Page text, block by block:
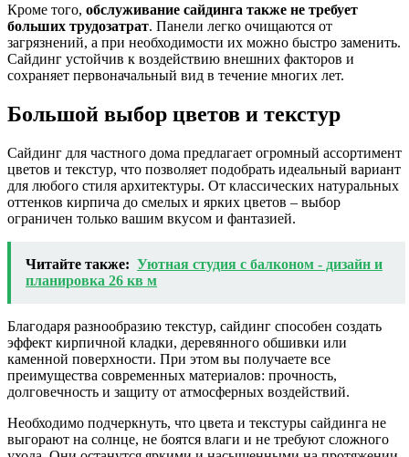
Кроме того, обслуживание сайдинга также не требует
больших трудозатрат. Панели легко очищаются от
загрязнений, а при необходимости их можно быстро заменить.
Сайдинг устойчив к воздействию внешних факторов и
сохраняет первоначальный вид в течение многих лет.
Большой выбор цветов и текстур
Сайдинг для частного дома предлагает огромный ассортимент
цветов и текстур, что позволяет подобрать идеальный вариант
для любого стиля архитектуры. От классических натуральных
оттенков кирпича до смелых и ярких цветов – выбор
ограничен только вашим вкусом и фантазией.
Читайте также: Уютная студия с балконом - дизайн и
планировка 26 кв м
Благодаря разнообразию текстур, сайдинг способен создать
эффект кирпичной кладки, деревянного обшивки или
каменной поверхности. При этом вы получаете все
преимущества современных материалов: прочность,
долговечность и защиту от атмосферных воздействий.
Необходимо подчеркнуть, что цвета и текстуры сайдинга не
выгорают на солнце, не боятся влаги и не требуют сложного